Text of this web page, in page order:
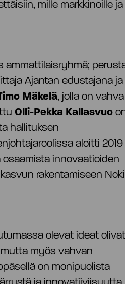
mille markkinoille ja
ammattilaisryhmä;
Ajantan edustajana ja
Mäkelä, jolla on
Olli-Pekka Kallasvuo
hallituksen
aloitti 2019
innovaatioiden
rakentamiseen
olevat ideat olivat
myös vahvan
on monipuolista